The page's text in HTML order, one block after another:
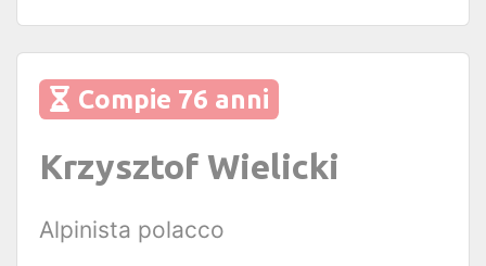
Compie 76 anni
Krzysztof Wielicki
Alpinista polacco